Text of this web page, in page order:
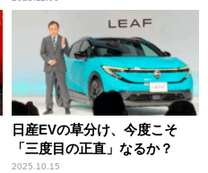
日産EVの草分け、今度こそ
「三度目の正直」なるか？
2025.10.15